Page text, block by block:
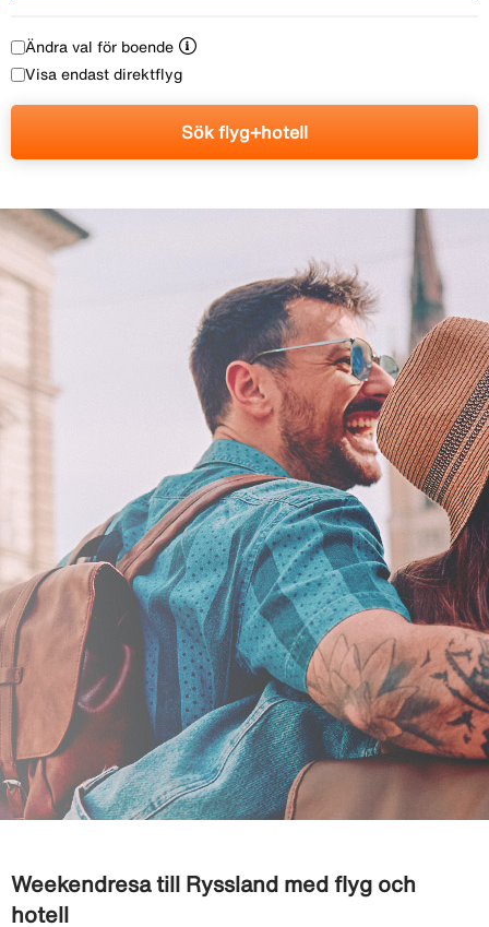
Ändra val för boende
Visa endast direktflyg
Sök flyg+hotell
Weekendresa till Ryssland med flyg och
hotell